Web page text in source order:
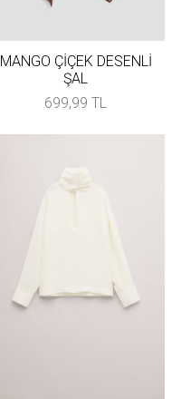
MANGO ÇİÇEK DESENLİ
ŞAL
699,99 TL